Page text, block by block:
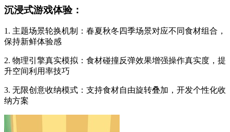
沉浸式游戏体验：
1. 主题场景轮换机制：春夏秋冬四季场景对应不同食材组合，
保持新鲜体验感
2. 物理引擎真实模拟：食材碰撞反弹效果增强操作真实度，提
升空间利用率技巧
3. 无限创意收纳模式：支持食材自由旋转叠加，开发个性化收
纳方案